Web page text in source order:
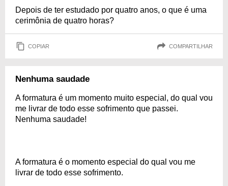
Depois de ter estudado por quatro anos, o que é uma
cerimônia de quatro horas?
COPIAR COMPARTILHAR
Nenhuma saudade
A formatura é um momento muito especial, do qual vou
me livrar de todo esse sofrimento que passei.
Nenhuma saudade!
A formatura é o momento especial do qual vou me
livrar de todo esse sofrimento.